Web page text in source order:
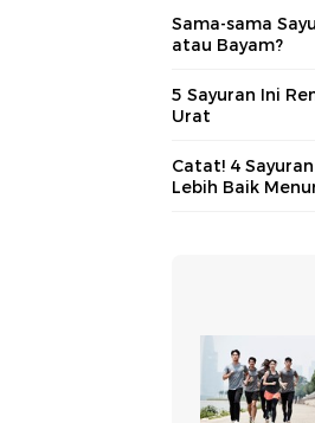
Sama-sama
atau Bayam?
5 Sayuran Ini
Urat
Catat! 4
Lebih Baik